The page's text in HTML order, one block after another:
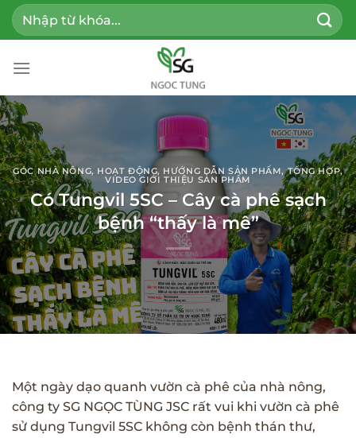
Bỏ
qua
dung
Tìm
kiếm:
GÓC NHÀ NÔNG, HOẠT ĐỘNG, HƯỚNG DẪN SẢN PHẨM,TỔNG HỢP,
VIDEO GIỚI THIỆU SẢN PHẨM
Có Tungvil 5SC – Cây cà phê sạch
bệnh “thấy là mê”
Một ngày dạo quanh vườn cà phê của nhà nông,
công ty SG NGỌC TÙNG JSC rất vui khi vườn cà phê
sử dụng Tungvil 5SC không còn bệnh thán thư,